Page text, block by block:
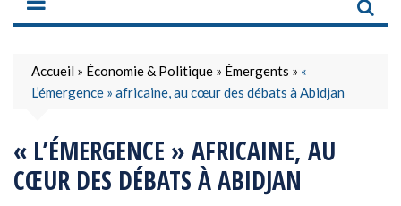
Accueil » Économie & Politique » Émergents » «
L’émergence » africaine, au cœur des débats à Abidjan
« L’ÉMERGENCE » AFRICAINE, AU
CŒUR DES DÉBATS À ABIDJAN